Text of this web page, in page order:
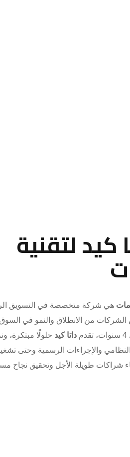
كيد لتقنية
هي شركة متخصصة في التسويق
الشركات من الانطلاق والنمو في السوق
داتا كيد حلولًا مبتكرة،
والإجراءات الرسمية وحتى
شراكات طويلة الأجل وتحقيق نجاح